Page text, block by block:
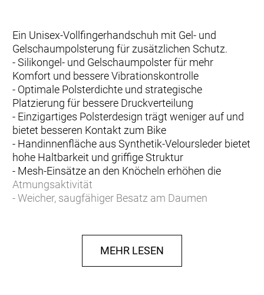
Ein Unisex-Vollfingerhandschuh mit Gel- und
Gelschaumpolsterung für zusätzlichen Schutz.
- Silikongel- und Gelschaumpolster für mehr
Komfort und bessere Vibrationskontrolle
- Optimale Polsterdichte und strategische
Platzierung für bessere Druckverteilung
- Einzigartiges Polsterdesign trägt weniger auf und
bietet besseren Kontakt zum Bike
- Handinnenfläche aus Synthetik-Veloursleder bietet
hohe Haltbarkeit und griffige Struktur
- Mesh-Einsätze an den Knöcheln erhöhen die
Atmungsaktivität
- Weicher, saugfähiger Besatz am Daumen
- Klettverschluss für sicheren und individuell
anpassbaren Sitz.
MEHR LESEN